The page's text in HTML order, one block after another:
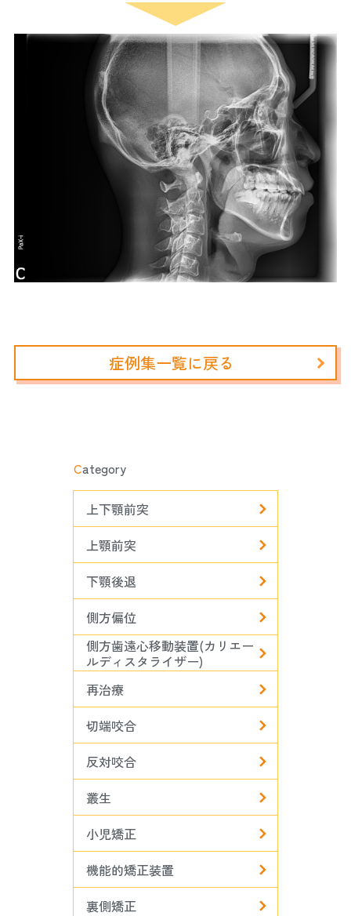
症例集一覧に戻る
Category
上下顎前突
上顎前突
下顎後退
側方偏位
側方歯遠心移動装置(カリエー
ルディスタライザー)
再治療
切端咬合
反対咬合
叢生
小児矯正
機能的矯正装置
裏側矯正